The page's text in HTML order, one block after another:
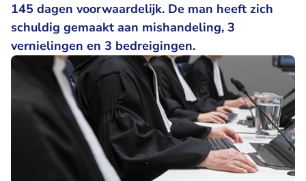
145 dagen voorwaardelijk. De man heeft zich
schuldig gemaakt aan mishandeling, 3
vernielingen en 3 bedreigingen.